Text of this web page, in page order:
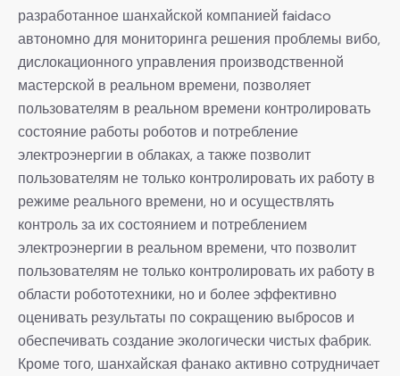
разработанное шанхайской компанией faidaco
автономно для мониторинга решения проблемы вибо,
дислокационного управления производственной
мастерской в реальном времени, позволяет
пользователям в реальном времени контролировать
состояние работы роботов и потребление
электроэнергии в облаках, а также позволит
пользователям не только контролировать их работу в
режиме реального времени, но и осуществлять
контроль за их состоянием и потреблением
электроэнергии в реальном времени, что позволит
пользователям не только контролировать их работу в
области робототехники, но и более эффективно
оценивать результаты по сокращению выбросов и
обеспечивать создание экологически чистых фабрик.
Кроме того, шанхайская фанако активно сотрудничает